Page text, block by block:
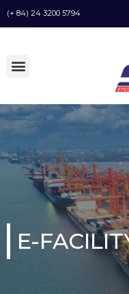
(+ 84) 24 3200 5794
E-